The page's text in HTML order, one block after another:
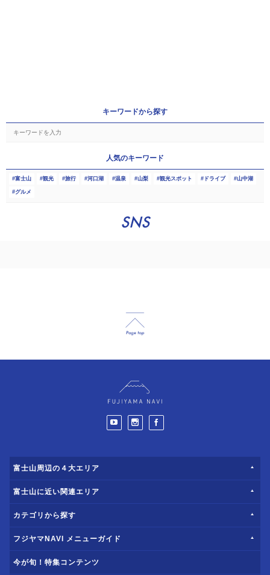
キーワードから探す
人気のキーワード
富士山 観光 旅行 河口湖 温泉 山梨 観光スポット ドライブ 山中湖
グルメ
SNS
富士山周辺の４大エリア
富士山に近い関連エリア
カテゴリから探す
フジヤマNAVI メニューガイド
今が旬！特集コンテンツ